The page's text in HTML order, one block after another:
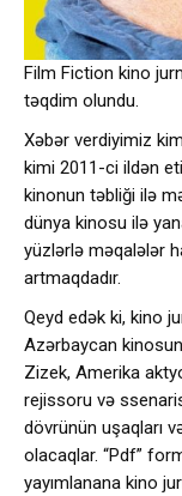
Film Fiction kino
təqdim olundu.
Xəbər verdiyimiz
kimi 2011-ci ildən
kinonun təbliği ilə
dünya kinosu ilə
yüzlərlə məqalələr
artmaqdadır.
Qeyd edək ki, kino
Azərbaycan
Zizek, Amerika
rejissoru və
dövrünün uşaqları
olacaqlar. “Pdf”
yayımlanana kino